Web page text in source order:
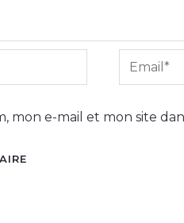
Email*
mon e-mail et mon site